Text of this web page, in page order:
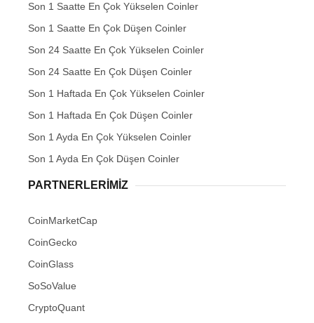
Son 1 Saatte En Çok Yükselen Coinler
Son 1 Saatte En Çok Düşen Coinler
Son 24 Saatte En Çok Yükselen Coinler
Son 24 Saatte En Çok Düşen Coinler
Son 1 Haftada En Çok Yükselen Coinler
Son 1 Haftada En Çok Düşen Coinler
Son 1 Ayda En Çok Yükselen Coinler
Son 1 Ayda En Çok Düşen Coinler
PARTNERLERIMIZ
CoinMarketCap
CoinGecko
CoinGlass
SoSoValue
CryptoQuant